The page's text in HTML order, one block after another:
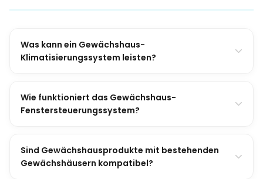
Was kann ein Gewächshaus-
Klimatisierungssystem leisten?
Wie funktioniert das Gewächshaus-
Fenstersteuerungssystem?
Sind Gewächshausprodukte mit bestehenden
Gewächshäusern kompatibel?